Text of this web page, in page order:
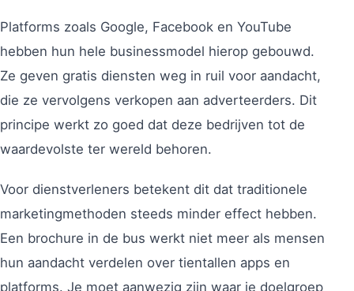
Platforms zoals Google, Facebook en YouTube
hebben hun hele businessmodel hierop gebouwd.
Ze geven gratis diensten weg in ruil voor aandacht,
die ze vervolgens verkopen aan adverteerders. Dit
principe werkt zo goed dat deze bedrijven tot de
waardevolste ter wereld behoren.
Voor dienstverleners betekent dit dat traditionele
marketingmethoden steeds minder effect hebben.
Een brochure in de bus werkt niet meer als mensen
hun aandacht verdelen over tientallen apps en
platforms. Je moet aanwezig zijn waar je doelgroep